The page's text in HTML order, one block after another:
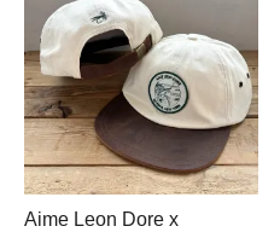
Aime Leon Dore x